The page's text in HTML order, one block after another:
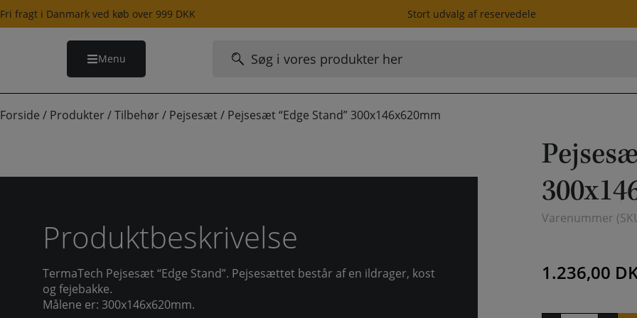
Hop
til
Fri fragt i Danmark ved køb over 999 DKK Stort udvalg af reservedele
Menu
efter:
Forside / Produkter/Tilbehør/ Pejsesæt/ Pejsesæt “Edge Stand” 300x146x620mm
Produktbeskrivelse
TermaTech Pejsesæt “Edge Stand”. Pejsesættet består af en ildrager, kost
og fejebakke.
Målene er: 300x146x620mm.
Varenummer
1.236,00